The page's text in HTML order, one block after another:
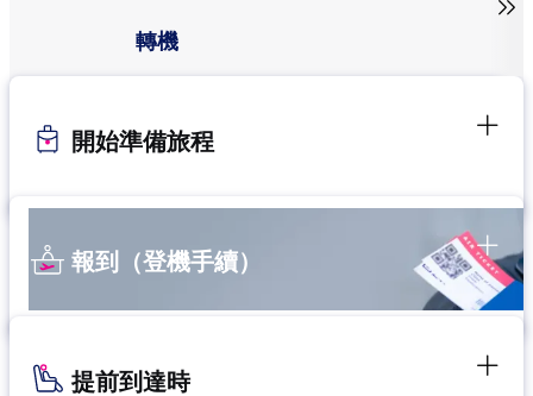
轉機

開始準備旅程
報到（登機手續）
提前到達時